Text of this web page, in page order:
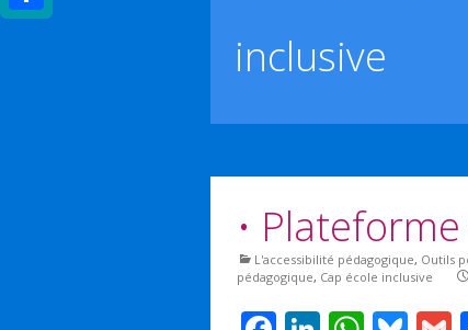
inclusive
•
L'accessibilité pédagogique, Outils
pédagogique, Cap école inclusive